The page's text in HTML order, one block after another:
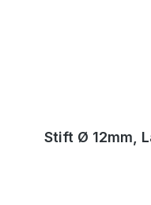
Stift Ø 12mm,